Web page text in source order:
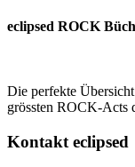
eclipsed ROCK
Die perfekte
grössten ROCK-Acts
Kontakt eclipsed